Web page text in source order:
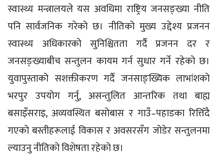
स्वास्थ्य मन्त्रालयले यस अवधिमा राष्ट्रिय जनसङ्ख्या नीति
पनि सार्वजनिक गरेको छ। नीतिको मुख्य उद्देश्य प्रजनन
स्वास्थ्य अधिकारको सुनिश्चितता गर्दै प्रजनन दर र
जनसङ्ख्याबीच सन्तुलन कायम गर्न सुधार गर्ने रहेको छ।
युवापुस्ताको सशक्तीकरण गर्दै जनसाङ्ख्यिक लाभांशको
भरपुर उपयोग गर्नु, असन्तुलित आन्तरिक तथा बाह्य
बसाइँसराइ, अव्यवस्थित बसोबास र गाउँ–पहाडका रित्तिँदै
गएको बस्तीहरूलाई विकास र अवसरसँग जोडेर सन्तुलनमा
ल्याउनु नीतिको विशेषता रहेको छ।